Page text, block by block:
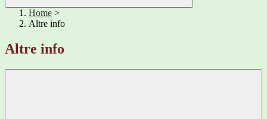
Home >
Altre info
Altre info